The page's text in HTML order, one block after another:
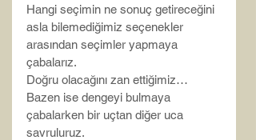
Hangi seçimin ne sonuç getireceğini
asla bilemediğimiz seçenekler
arasından seçimler yapmaya
çabalarız.
Doğru olacağını zan ettiğimiz…
Bazen ise dengeyi bulmaya
çabalarken bir uçtan diğer uca
savruluruz.